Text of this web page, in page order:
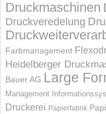
Druckmaschinen
Druckveredelung
Farbmanagement
Heidelberger
Bauer AG Large
Management
Druckerei Papierfabrik